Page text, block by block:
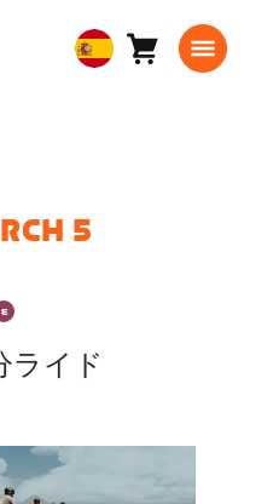
EuropeanCarro0
5
ライド